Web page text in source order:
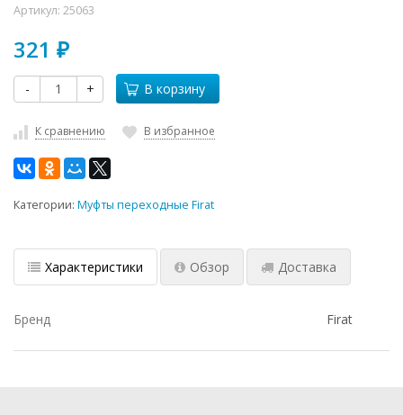
Артикул: 25063
321 ₽
- + В корзину
К сравнению В избранное
Категории: Муфты переходные Firat
Характеристики Обзор Доставка
Бренд Firat